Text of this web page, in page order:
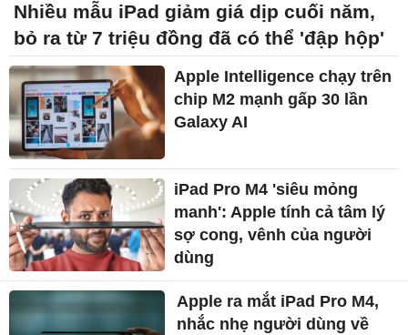
Nhiều mẫu iPad giảm giá dịp cuối năm,
bỏ ra từ 7 triệu đồng đã có thể 'đập hộp'
Apple Intelligence chạy trên
chip M2 mạnh gấp 30 lần
Galaxy AI
iPad Pro M4 'siêu mỏng
manh': Apple tính cả tâm lý
sợ cong, vênh của người
dùng
Apple ra mắt iPad Pro M4,
nhắc nhẹ người dùng về